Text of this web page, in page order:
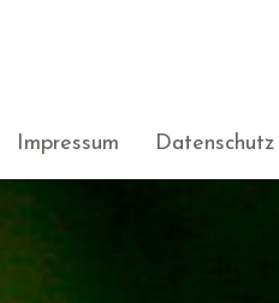
Impressum Datenschutz